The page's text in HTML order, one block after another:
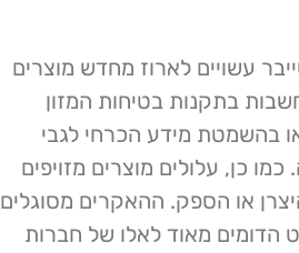
עשויים לארוז מחדש מוצרים
בתקנות בטיחות המזון
בהשמטת מידע הכרחי לגבי
כן, עלולים מוצרים מזויפים
או הספק. ההאקרים מסוגלים
הדומים מאוד לאלו של חברות